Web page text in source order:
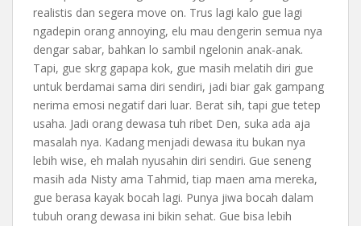
realistis dan segera move on. Trus lagi kalo gue lagi
ngadepin orang annoying, elu mau dengerin semua nya
dengar sabar, bahkan lo sambil ngelonin anak-anak.
Tapi, gue skrg gapapa kok, gue masih melatih diri gue
untuk berdamai sama diri sendiri, jadi biar gak gampang
nerima emosi negatif dari luar. Berat sih, tapi gue tetep
usaha. Jadi orang dewasa tuh ribet Den, suka ada aja
masalah nya. Kadang menjadi dewasa itu bukan nya
lebih wise, eh malah nyusahin diri sendiri. Gue seneng
masih ada Nisty ama Tahmid, tiap maen ama mereka,
gue berasa kayak bocah lagi. Punya jiwa bocah dalam
tubuh orang dewasa ini bikin sehat. Gue bisa lebih